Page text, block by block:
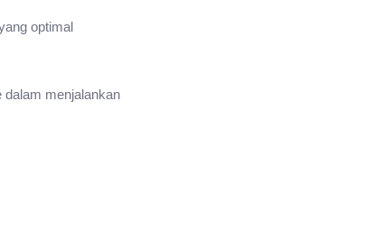
optimal
dalam menjalankan